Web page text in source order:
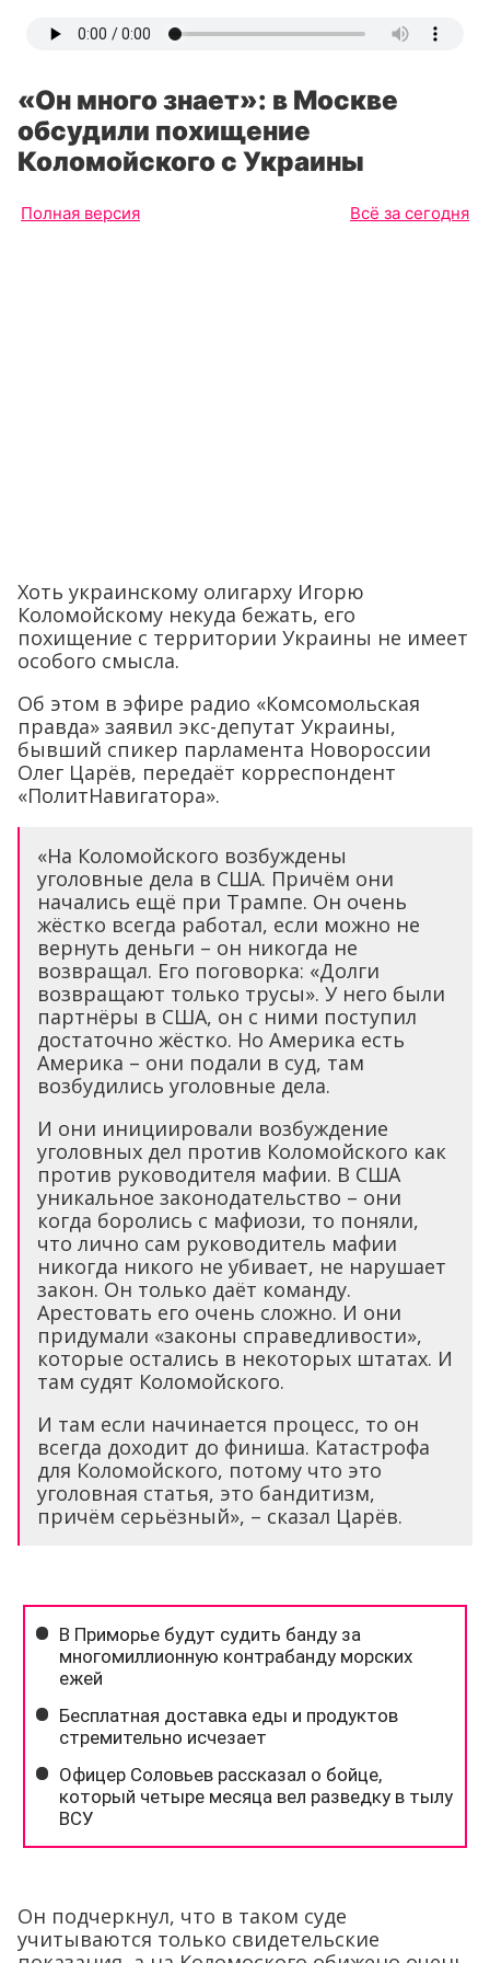
«Он много знает»: в Москве
обсудили похищение
Коломойского с Украины
Полная версия Всё за сегодня
Хоть украинскому олигарху Игорю
Коломойскому некуда бежать, его
похищение с территории Украины не имеет
особого смысла.
Об этом в эфире радио «Комсомольская
правда» заявил экс-депутат Украины,
бывший спикер парламента Новороссии
Олег Царёв, передаёт корреспондент
«ПолитНавигатора».
«На Коломойского возбуждены
уголовные дела в США. Причём они
начались ещё при Трампе. Он очень
жёстко всегда работал, если можно не
вернуть деньги – он никогда не
возвращал. Его поговорка: «Долги
возвращают только трусы». У него были
партнёры в США, он с ними поступил
достаточно жёстко. Но Америка есть
Америка – они подали в суд, там
возбудились уголовные дела.
И они инициировали возбуждение
уголовных дел против Коломойского как
против руководителя мафии. В США
уникальное законодательство – они
когда боролись с мафиози, то поняли,
что лично сам руководитель мафии
никогда никого не убивает, не нарушает
закон. Он только даёт команду.
Арестовать его очень сложно. И они
придумали «законы справедливости»,
которые остались в некоторых штатах. И
там судят Коломойского.
И там если начинается процесс, то он
всегда доходит до финиша. Катастрофа
для Коломойского, потому что это
уголовная статья, это бандитизм,
причём серьёзный», – сказал Царёв.
Он подчеркнул, что в таком суде
учитываются только свидетельские